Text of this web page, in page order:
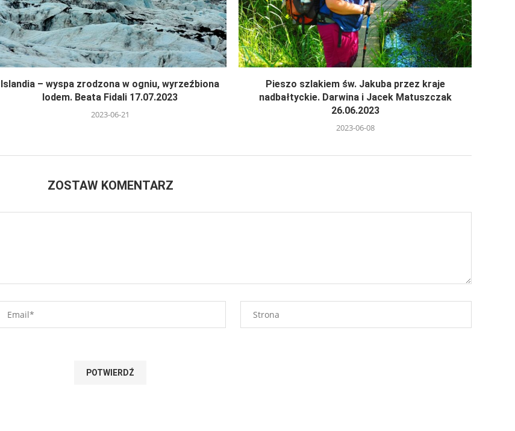
Islandia – wyspa zrodzona w ogniu, wyrzeźbiona
lodem. Beata Fidali 17.07.2023
2023-06-21
Pieszo szlakiem św. Jakuba przez kraje
nadbałtyckie. Darwina i Jacek Matuszczak
26.06.2023
2023-06-08
ZOSTAW KOMENTARZ